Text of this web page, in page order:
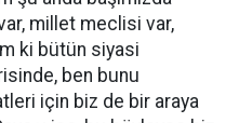
millet meclisi var,
ki bütün siyasi
ben bunu
için biz de bir araya